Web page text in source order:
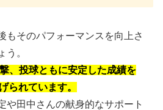
もそのパフォーマンスを向上さ
う。
、投球ともに安定した成績を
られています。
や田中さんの献身的なサポート